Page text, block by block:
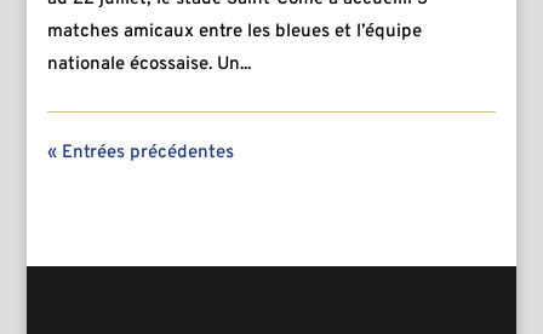
matches amicaux entre les bleues et l’équipe
nationale écossaise. Un...
« Entrées précédentes